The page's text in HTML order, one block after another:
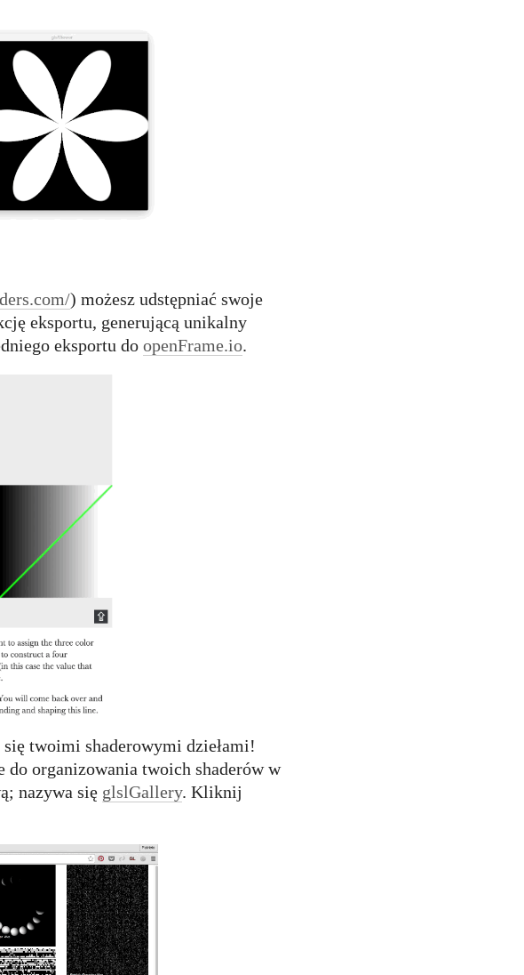
) możesz udstępniać swoje
eksportu, generującą unikalny
eksportu do openFrame.io.
twoimi shaderowymi dziełami!
do organizowania twoich shaderów w
nazywa się glslGallery. Kliknij